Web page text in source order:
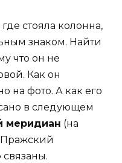
стояла колонна,
знаком. Найти
что он не
Как он
на фото. А как его
в следующем
меридиан (на
Пражский